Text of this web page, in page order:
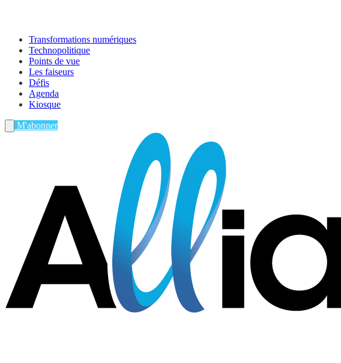
Transformations numériques
Technopolitique
Points de vue
Les faiseurs
Défis
Agenda
Kiosque
M'abonner